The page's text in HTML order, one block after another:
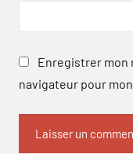
Enregistrer mon
navigateur pour